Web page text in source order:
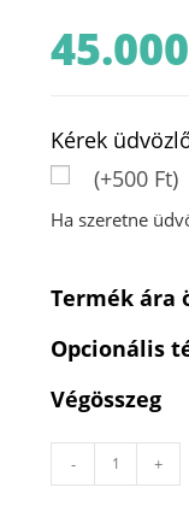
45.000
Kérek
(+500 Ft)
Ha szeretne
Termék ára
Opcionális
Végösszeg
rózsa
- +